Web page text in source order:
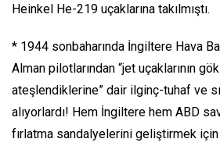
Heinkel He-219 uçaklarına takılmıştı.
* 1944 sonbaharında İngiltere Hava
Alman pilotlarından “jet uçaklarının
ateşlendiklerine” dair ilginç-tuhaf ve
alıyorlardı! Hem İngiltere hem ABD
fırlatma sandalyelerini geliştirmek için